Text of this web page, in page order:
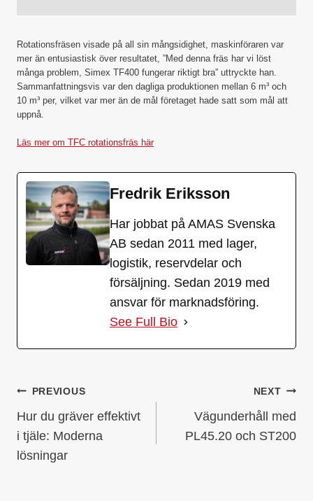
Rotationsfräsen visade på all sin mångsidighet, maskinföraren var
mer än entusiastisk över resultatet, ”Med denna fräs har vi löst
många problem, Simex TF400 fungerar riktigt bra” uttryckte han.
Sammanfattningsvis var den dagliga produktionen mellan 6 m³ och
10 m³ per, vilket var mer än de mål företaget hade satt som mål att
uppnå.
Läs mer om TFC rotationsfräs här
Fredrik Eriksson
Har jobbat på AMAS Svenska
AB sedan 2011 med lager,
logistik, reservdelar och
försäljning. Sedan 2019 med
ansvar för marknadsföring.
See Full Bio
PREVIOUS
Hur du gräver effektivt
i tjäle: Moderna
lösningar
NEXT
Vägunderhåll med
PL45.20 och ST200